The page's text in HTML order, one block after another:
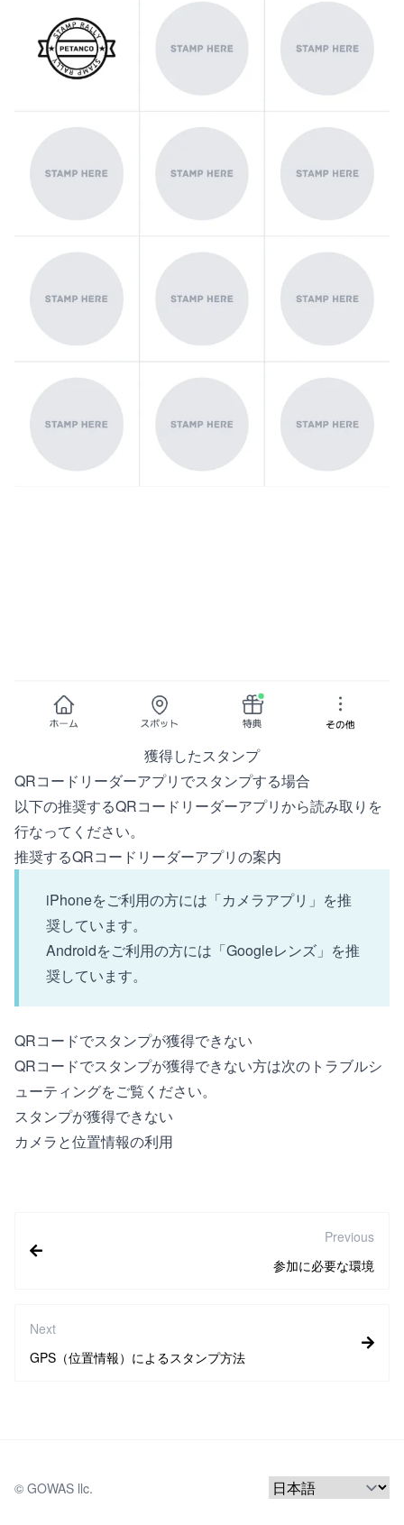
獲得したスタンプ
QRコードリーダーアプリでスタンプする場合
以下の推奨するQRコードリーダーアプリから読み取りを
行なってください。
推奨するQRコードリーダーアプリの案内
iPhoneをご利用の方には「カメラアプリ 」を推
奨しています。
Androidをご利用の方には「Googleレンズ 」を推
奨しています。
QRコードでスタンプが獲得できない
QRコードでスタンプが獲得できない方は次のトラブルシ
ューティングをご覧ください。
スタンプが獲得できない
カメラと位置情報の利用
Previous
参加に必要な環境
Next
GPS（位置情報）によるスタンプ方法
© GOWAS llc.